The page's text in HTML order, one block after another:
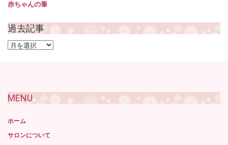
赤ちゃんの筆
過去記事
過
MENU
ホーム
サロンについて